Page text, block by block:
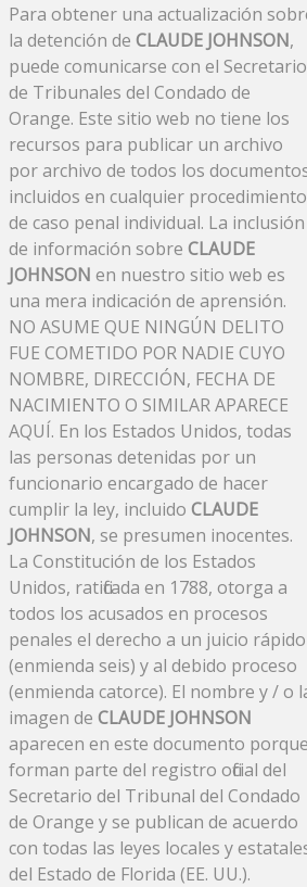
Para obtener una actualización
la detención de CLAUDE JOHNSON,
puede comunicarse con el Secretario
de Tribunales del Condado de
Orange. Este sitio web no tiene los
recursos para publicar un archivo
por archivo de todos los
incluidos en cualquier procedimiento
de caso penal individual. La inclusión
de información sobre CLAUDE
JOHNSON en nuestro sitio web es
una mera indicación de aprensión.
NO ASUME QUE NINGÚN DELITO
FUE COMETIDO POR NADIE CUYO
NOMBRE, DIRECCIÓN, FECHA DE
NACIMIENTO O SIMILAR APARECE
AQUÍ. En los Estados Unidos, todas
las personas detenidas por un
funcionario encargado de hacer
cumplir la ley, incluido CLAUDE
JOHNSON, se presumen inocentes.
La Constitución de los Estados
Unidos, ratificada en 1788, otorga a
todos los acusados ​​en procesos
penales el derecho a un juicio rápido
(enmienda seis) y al debido proceso
(enmienda catorce). El nombre y / o
imagen de CLAUDE JOHNSON
aparecen en este documento porque
forman parte del registro oficial del
Secretario del Tribunal del Condado
de Orange y se publican de acuerdo
con todas las leyes locales y
del Estado de Florida (EE. UU.).